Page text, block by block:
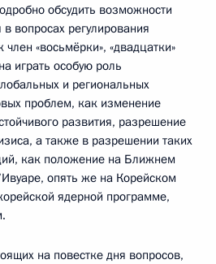
обсудить возможности
вопросах регулирования
«восьмёрки», «двадцатки»
играть особую роль
и региональных
проблем, как изменение
развития, разрешение
а также в разрешении таких
как положение на Ближнем
опять же на Корейском
ядерной программе,
на повестке дня вопросов,